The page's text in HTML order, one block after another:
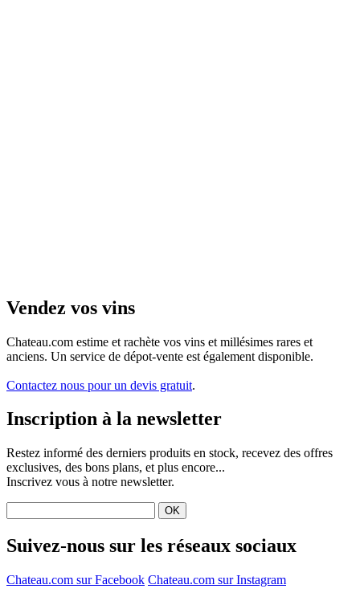
Vendez vos vins
Chateau.com estime et rachète vos vins et millésimes rares et
anciens. Un service de dépot-vente est également disponible.
Contactez nous pour un devis gratuit.
Inscription à la newsletter
Restez informé des derniers produits en stock, recevez des offres
exclusives, des bons plans, et plus encore...
Inscrivez vous à notre newsletter.
Suivez-nous sur les réseaux sociaux
Chateau.com sur Facebook Chateau.com sur Instagram